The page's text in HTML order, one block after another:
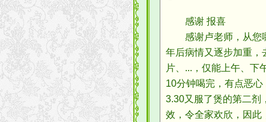
感谢 报喜
感谢卢老师，从您哪
年后病情又逐步加重，
片、...，仅能上午、下
10分钟喝完，有点恶
3.30又服了煲的第二剂
效，令全家欢欣，因此